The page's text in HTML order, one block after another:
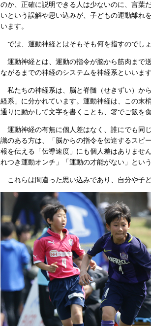
のか、正確に説明できる人は少ないのに、言葉
いという誤解や思い込みが、子どもの運動離れ
います。
では、運動神経とはそもそも何を指すのでし
運動神経とは、運動の指令が脳から筋肉まで
ながるまでの神経のシステムを神経系といいま
私たちの神経系は、脳と脊髄（せきずい）か
経系」に分かれています。運動神経は、この末
通りに動かして文字を書くことも、箸でご飯を
運動神経の有無に個人差はなく、誰にでも同
識のある方は、「脳からの指令を伝達するスピ
報を伝える「伝導速度」にも個人差はありませ
れつき運動オンチ」「運動の才能がない」とい
これらは間違った思い込みであり、自分や子